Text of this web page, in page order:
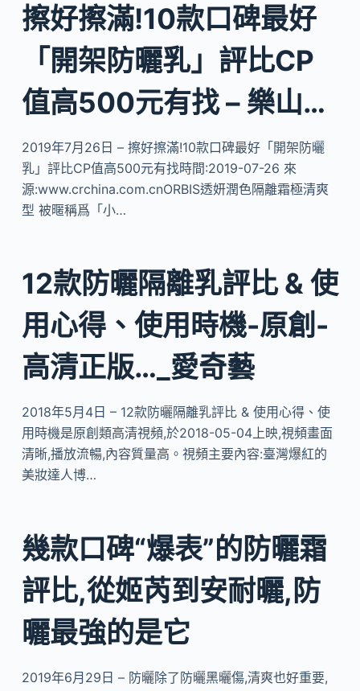
擦好擦滿!10款口碑最好
「開架防曬乳」評比CP
值高500元有找 – 樂山…
2019年7月26日 – 擦好擦滿!10款口碑最好「開架防曬
乳」評比CP值高500元有找時間:2019-07-26 來
源:www.crchina.com.cnORBIS透妍潤色隔離霜極清爽
型 被暱稱爲「小…
12款防曬隔離乳評比 & 使
用心得、使用時機-原創-
高清正版…_愛奇藝
2018年5月4日 – 12款防曬隔離乳評比 & 使用心得、使
用時機是原創類高清視頻,於2018-05-04上映,視頻畫面
清晰,播放流暢,內容質量高。視頻主要內容:臺灣爆紅的
美妝達人博…
幾款口碑“爆表”的防曬霜
評比,從姬芮到安耐曬,防
曬最強的是它
2019年6月29日 – 防曬除了防曬黑曬傷,清爽也好重要,